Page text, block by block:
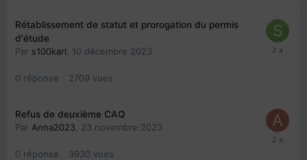
Rétablissement de statut et prorogation du permis
d'étude
Par s100karl, 10 décembre 2023
0 réponse 2709 vues
Refus de deuxième CAQ
Par Anna2023, 23 novembre 2023
0 réponse 3930 vues